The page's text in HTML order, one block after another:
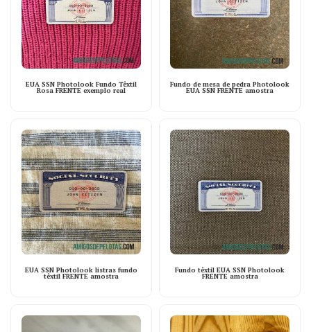
EUA SSN Photolook Fundo Têxtil
Rosa FRENTE exemplo real
Fundo de mesa de pedra Photolook
EUA SSN FRENTE amostra
EUA SSN Photolook listras fundo
têxtil FRENTE amostra
Fundo têxtil EUA SSN Photolook
FRENTE amostra